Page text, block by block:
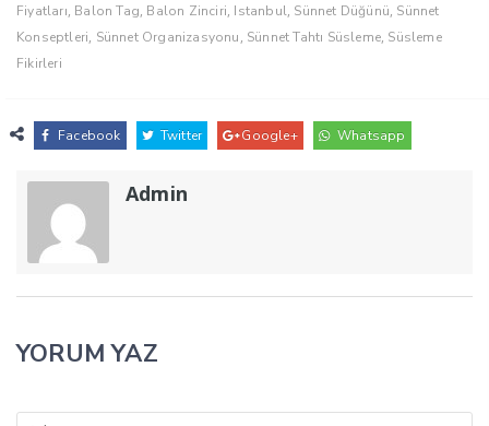
Fiyatları, Balon Tag, Balon Zinciri, Istanbul, Sünnet Düğünü, Sünnet
Konseptleri, Sünnet Organizasyonu, Sünnet Tahtı Süsleme, Süsleme
Fikirleri
Facebook Twitter Google+ Whatsapp
Admin
YORUM YAZ